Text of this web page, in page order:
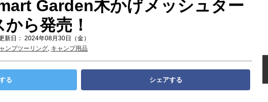
Garden木かげメッシュター
ら発売！
日： 2024年08月30日（金）
ンプツーリング, キャンプ用品
る シェアする